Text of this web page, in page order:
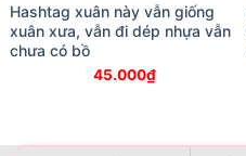
Hashtag xuân này vẫn giống
xuân xưa, vẫn đi dép nhựa vẫn
chưa có bồ
45.000₫